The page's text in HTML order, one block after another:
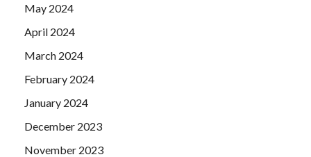
May 2024
April 2024
March 2024
February 2024
January 2024
December 2023
November 2023